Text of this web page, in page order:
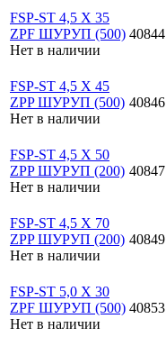
FSP-ST 4,5 X 35
ZPF ШУРУП (500)
Нет в наличии
40844
FSP-ST 4,5 X 45
ZPP ШУРУП (500)
Нет в наличии
40846
FSP-ST 4,5 X 50
ZPP ШУРУП (200)
Нет в наличии
40847
FSP-ST 4,5 X 70
ZPP ШУРУП (200)
Нет в наличии
40849
FSP-ST 5,0 X 30
ZPF ШУРУП (500)
Нет в наличии
40853